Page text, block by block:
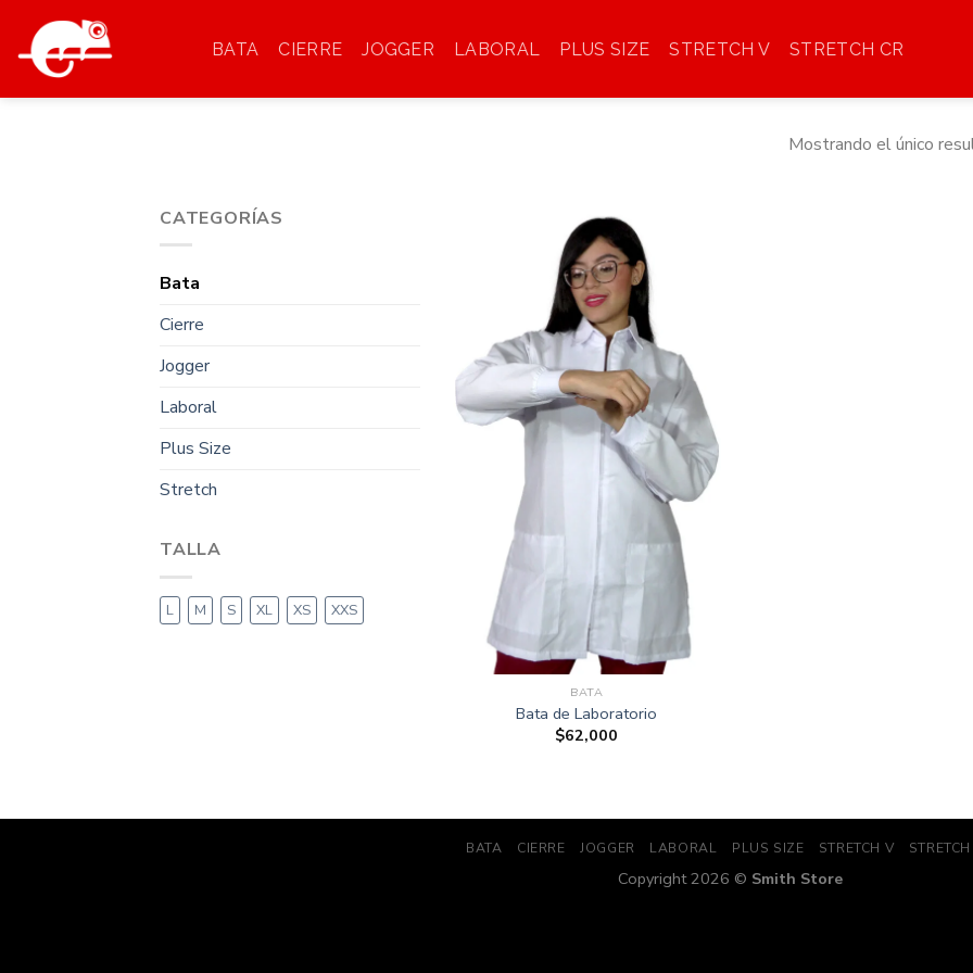
contenido
BATA CIERRE JOGGER LABORAL PLUS SIZE STRETCH V STRETCH CR
Mostrando el único
CATEGORÍAS
Bata
Cierre
Jogger
Laboral
Plus Size
Stretch
TALLA
L M S XL XS XXS
BATA
Bata de Laboratorio
$62,000
BATA CIERRE JOGGER LABORAL PLUS SIZE STRETCH V
Copyright 2026 © Smith Store